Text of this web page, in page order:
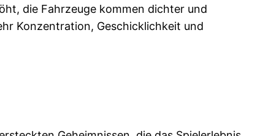
die Fahrzeuge kommen dichter und
Konzentration, Geschicklichkeit und